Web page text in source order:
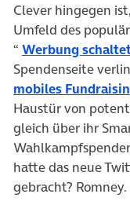
Clever hingegen
Umfeld des
(öffnet in neuem
“ Werbung
Spendenseite
mobiles
Haustür von
gleich über ihr
hatte das neue
gebracht? Romney.